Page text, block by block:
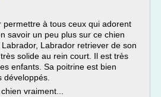
permettre à tous ceux qui adorent
savoir un peu plus sur ce chien
Labrador retriever de son
solide au rein court. Il est très
enfants. Sa poitrine est bien
développés.
vraiment...